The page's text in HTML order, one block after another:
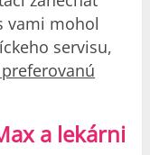
vami mohol
servisu,
a lekárni